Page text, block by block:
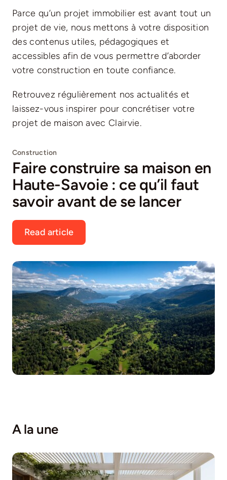
Parce qu’un projet immobilier est avant tout un
projet de vie, nous mettons à votre disposition
des contenus utiles, pédagogiques et
accessibles afin de vous permettre d’aborder
votre construction en toute confiance.
Retrouvez régulièrement nos actualités et
laissez-vous inspirer pour concrétiser votre
projet de maison avec Clairvie.
Construction
Faire construire sa maison en
Haute-Savoie : ce qu’il faut
savoir avant de se lancer
Read article
A la une